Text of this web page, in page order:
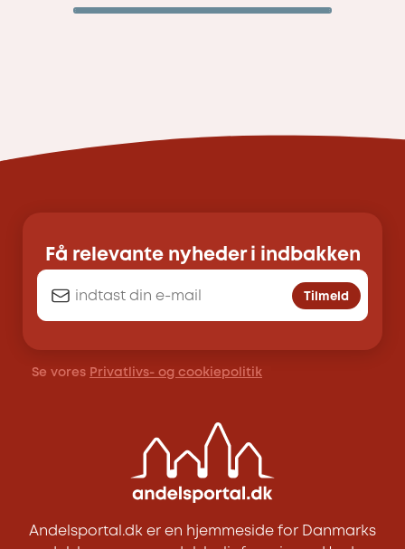
Få relevante nyheder i indbakken
Tilmeld
Se vores Privatlivs- og cookiepolitik
Andelsportal.dk er en hjemmeside for Danmarks